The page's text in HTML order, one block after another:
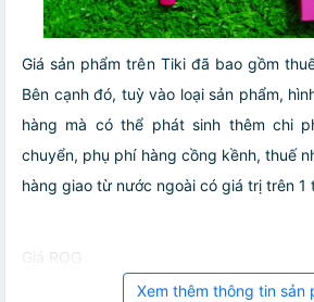
Giá sản phẩm trên Tiki đã bao gồm
Bên cạnh đó, tuỳ vào loại sản phẩm,
hàng mà có thể phát sinh thêm chi
chuyển, phụ phí hàng cồng kềnh, thuế
hàng giao từ nước ngoài có giá trị trên 1
Giá ROG
Xem thêm thông tin sản